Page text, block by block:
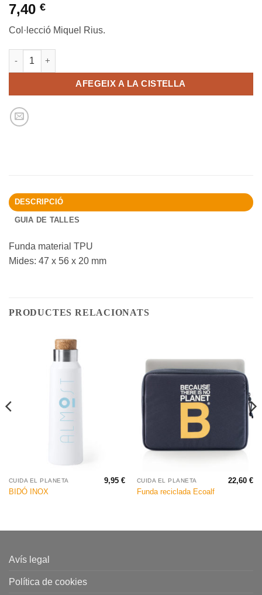
7,40 €
Col·lecció Miquel Rius.
quantitat de FUNDA AIRPOD VERD MENTA
AFEGEIX A LA CISTELLA
DESCRIPCIÓ
GUIA DE TALLES
Funda material TPU
Mides: 47 x 56 x 20 mm
PRODUCTES RELACIONATS
CUIDA EL PLANETA
BIDÓ INOX
9,95€ CUIDA EL PLANETA
Funda reciclada Ecoalf
22,60€
Avís legal
Política de cookies